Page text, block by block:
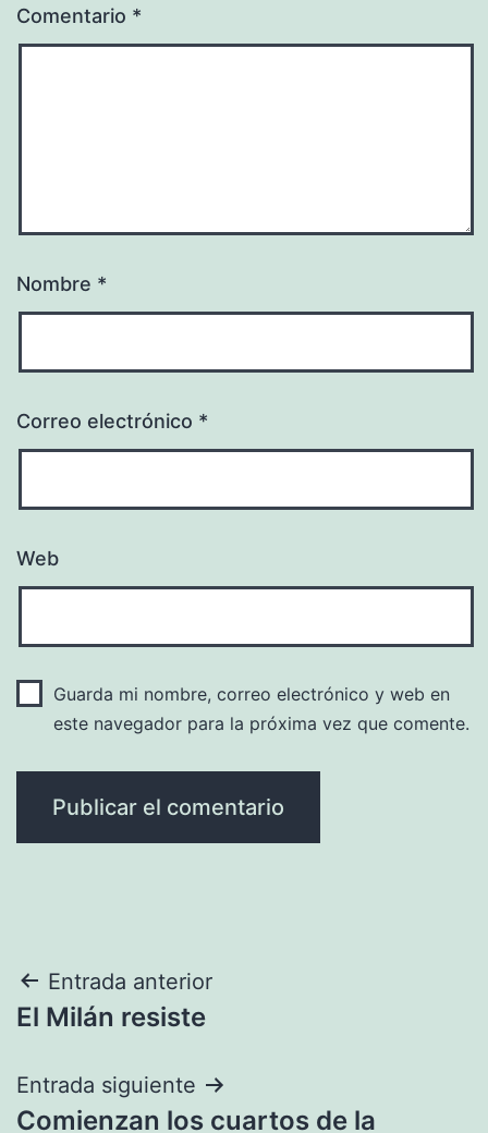
Comentario *
Nombre *
Correo electrónico *
Web
Guarda mi nombre, correo electrónico y web en
este navegador para la próxima vez que comente.
Navegación
de
entradas
Entrada anterior
El Milán resiste
Entrada siguiente
Comienzan los cuartos de la